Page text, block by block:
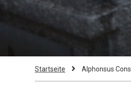
Startseite
Current
Alphonsus